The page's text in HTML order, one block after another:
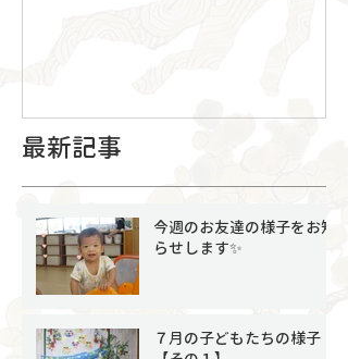
最新記事
今週のお友達の様子をお知
らせします✨
７月の子どもたちの様子